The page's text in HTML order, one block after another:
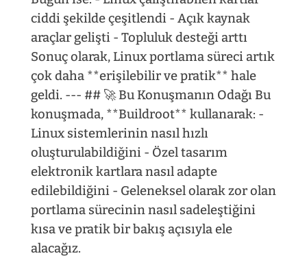
ciddi şekilde çeşitlendi - Açık kaynak
araçlar gelişti - Topluluk desteği arttı
Sonuç olarak, Linux portlama süreci artık
çok daha **erişilebilir ve pratik** hale
geldi. --- ## 🚀 Bu Konuşmanın Odağı Bu
konuşmada, **Buildroot** kullanarak: -
Linux sistemlerinin nasıl hızlı
oluşturulabildiğini - Özel tasarım
elektronik kartlara nasıl adapte
edilebildiğini - Geleneksel olarak zor olan
portlama sürecinin nasıl sadeleştiğini
kısa ve pratik bir bakış açısıyla ele
alacağız.